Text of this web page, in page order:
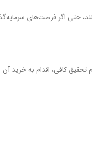
حتی اگر فرصت‌های
کافی، اقدام به خرید آن